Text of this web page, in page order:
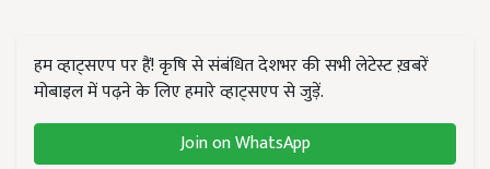
हम व्हाट्सएप पर हैं! कृषि से संबंधित देशभर की सभी लेटेस्ट ख़बरें
मोबाइल में पढ़ने के लिए हमारे व्हाट्सएप से जुड़ें.
Join on WhatsApp